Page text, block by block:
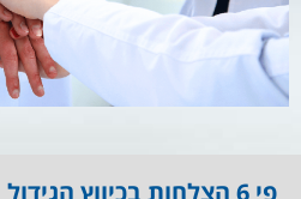
פי 6 הצלחות בכיווץ הגידול